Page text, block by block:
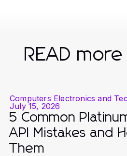
READ
Computers Electronics and
July 15, 2026
5 Common
API Mistakes and
Them